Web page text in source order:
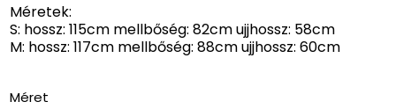
Méretek:
S: hossz: 115cm mellbőség: 82cm ujjhossz: 58cm
M: hossz: 117cm mellbőség: 88cm ujjhossz: 60cm
Méret